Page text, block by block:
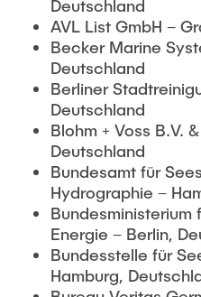
Gunnar Hintz
Former Employees
Deutschland
AVL List GmbH –
Becker Marine
Deutschland
Berliner
Deutschland
Blohm + Voss B.V.
Deutschland
Bundesamt für
Hydrographie –
Bundesministerium
Energie – Berlin,
Bundesstelle für
Hamburg,